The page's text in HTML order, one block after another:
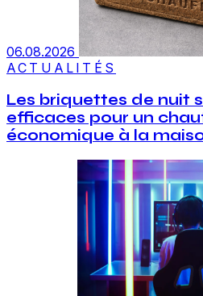
06.08.2026
ACTUALITÉS
Les briquettes de nuit
efficaces pour un
économique à la